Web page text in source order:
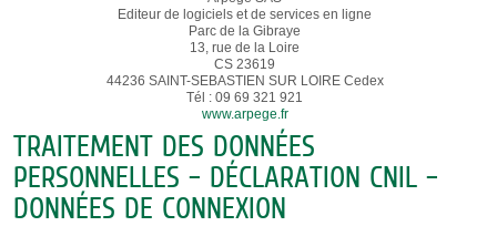
Editeur de logiciels et de services en ligne
Parc de la Gibraye
13, rue de la Loire
CS 23619
44236 SAINT-SEBASTIEN SUR LOIRE Cedex
Tél : 09 69 321 921
www.arpege.fr
TRAITEMENT DES DONNÉES
PERSONNELLES – DÉCLARATION CNIL –
DONNÉES DE CONNEXION